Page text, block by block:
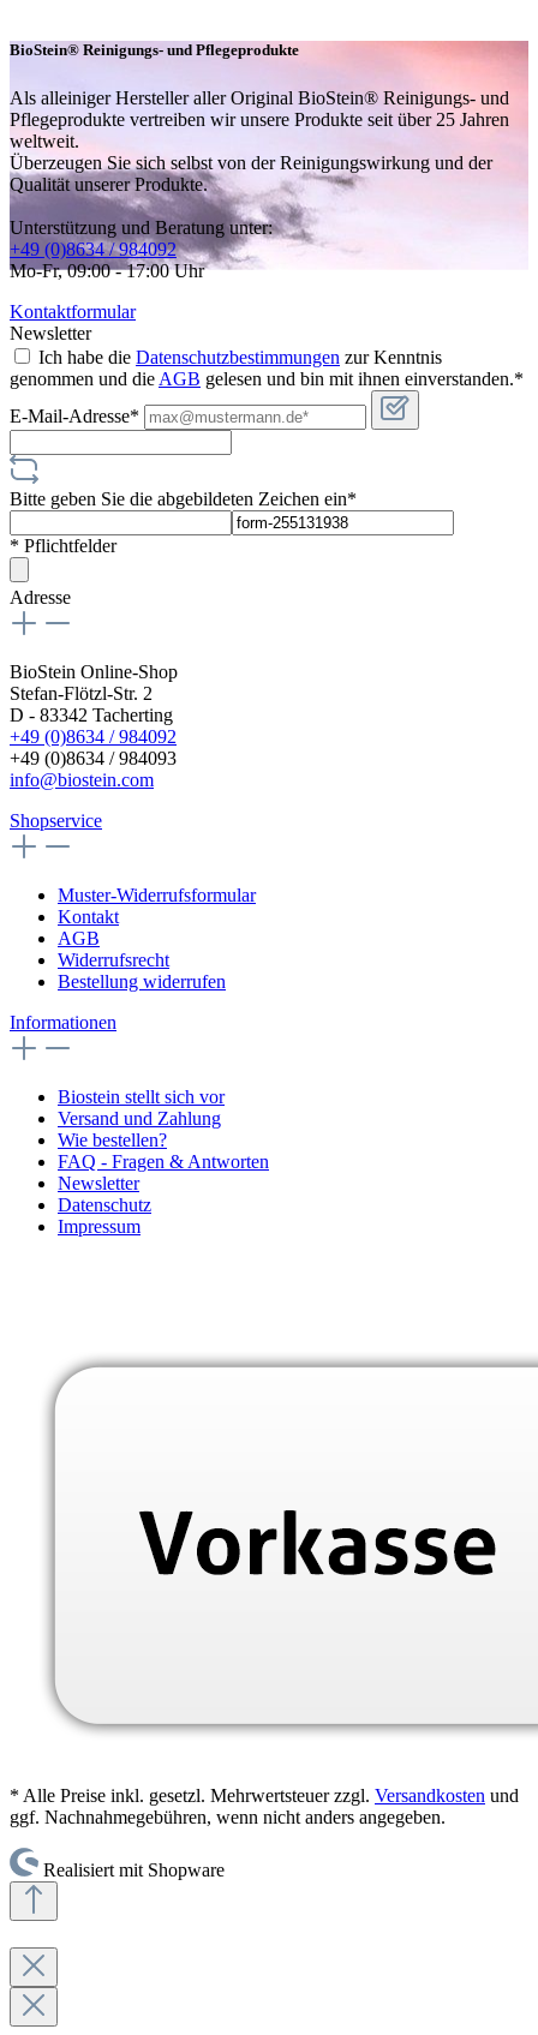
BioStein® Reinigungs- und Pflegeprodukte
Als alleiniger Hersteller aller Original BioStein® Reinigungs- und
Pflegeprodukte vertreiben wir unsere Produkte seit über 25 Jahren
weltweit.
Überzeugen Sie sich selbst von der Reinigungswirkung und der
Qualität unserer Produkte.
Unterstützung und Beratung unter:
+49 (0)8634 / 984092
Mo-Fr, 09:00 - 17:00 Uhr
Kontaktformular
Newsletter
Ich habe die Datenschutzbestimmungen zur Kenntnis
genommen und die AGB gelesen und bin mit ihnen einverstanden.*
E-Mail-Adresse*
Bitte geben Sie die abgebildeten Zeichen ein*
* Pflichtfelder
Adresse
BioStein Online-Shop
Stefan-Flötzl-Str. 2
D - 83342 Tacherting
+49 (0)8634 / 984092
+49 (0)8634 / 984093
info@biostein.com
Shopservice
Muster-Widerrufsformular
Kontakt
AGB
Widerrufsrecht
Bestellung widerrufen
Informationen
Biostein stellt sich vor
Versand und Zahlung
Wie bestellen?
FAQ - Fragen & Antworten
Newsletter
Datenschutz
Impressum
* Alle Preise inkl. gesetzl. Mehrwertsteuer zzgl. Versandkosten und
ggf. Nachnahmegebühren, wenn nicht anders angegeben.
Realisiert mit Shopware